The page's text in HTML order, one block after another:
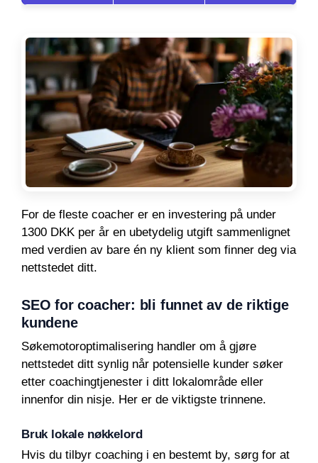
For de fleste coacher er en investering på under
1300 DKK per år en ubetydelig utgift sammenlignet
med verdien av bare én ny klient som finner deg via
nettstedet ditt.
SEO for coacher: bli funnet av de riktige
kundene
Søkemotoroptimalisering handler om å gjøre
nettstedet ditt synlig når potensielle kunder søker
etter coachingtjenester i ditt lokalområde eller
innenfor din nisje. Her er de viktigste trinnene.
Bruk lokale nøkkelord
Hvis du tilbyr coaching i en bestemt by, sørg for at